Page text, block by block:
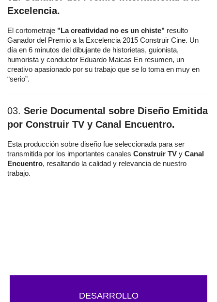
Excelencia.
El cortometraje "La creatividad no es un chiste" resulto
Ganador del Premio a la Excelencia 2015 Construir Cine. Un
día en 6 minutos del dibujante de historietas, guionista,
humorista y conductor Eduardo Maicas En resumen, un
creativo apasionado por su trabajo que se lo toma en muy en
“serio”.
03. Serie Documental sobre Diseño Emitida
por Construir TV y Canal Encuentro.
Esta producción sobre diseño fue seleccionada para ser
transmitida por los importantes canales Construir TV y Canal
Encuentro, resaltando la calidad y relevancia de nuestro
trabajo.
DESARROLLO